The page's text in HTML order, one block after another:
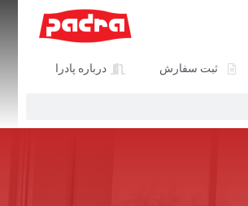
ثبت سفارش درباره پادرا